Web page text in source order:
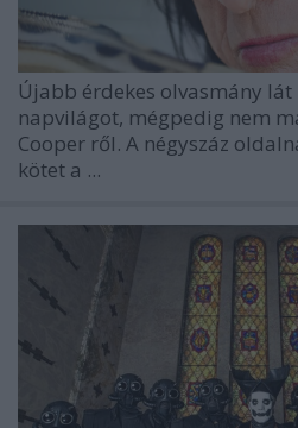
Újabb érdekes olvasmány
napvilágot, mégpedig nem
Cooper ről. A négyszáz
kötet a ...